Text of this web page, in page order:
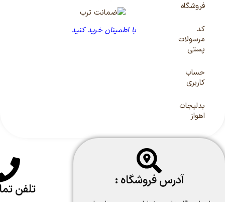
فروشگاه
کد
مرسولات
پستی
حساب
کاربری
بدلیجات
اهواز
با اطمینان خرید کنید
آدرس فروشگاه :
تلفن